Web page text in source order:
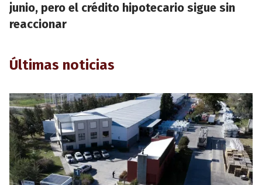
junio, pero el crédito hipotecario sigue sin
reaccionar
Últimas noticias